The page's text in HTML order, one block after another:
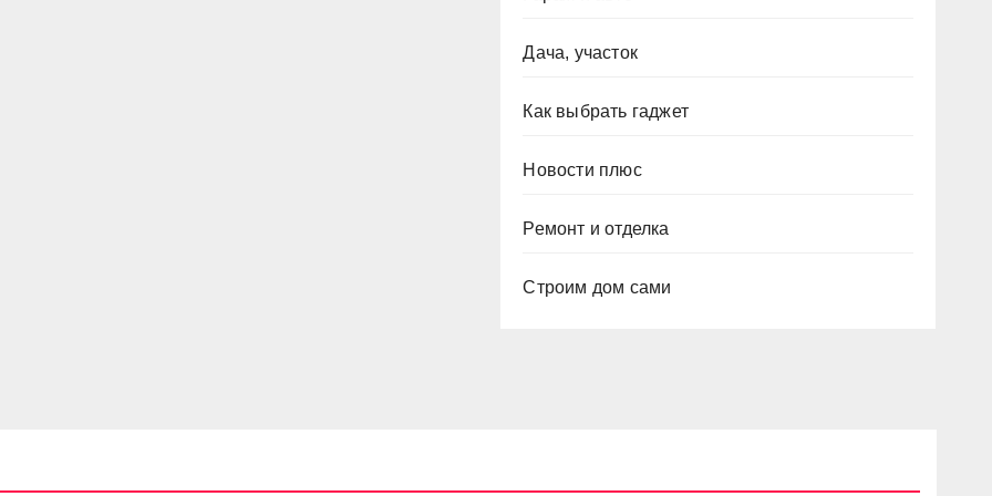
Дача, участок
Как выбрать гаджет
Новости плюс
Ремонт и отделка
Строим дом сами